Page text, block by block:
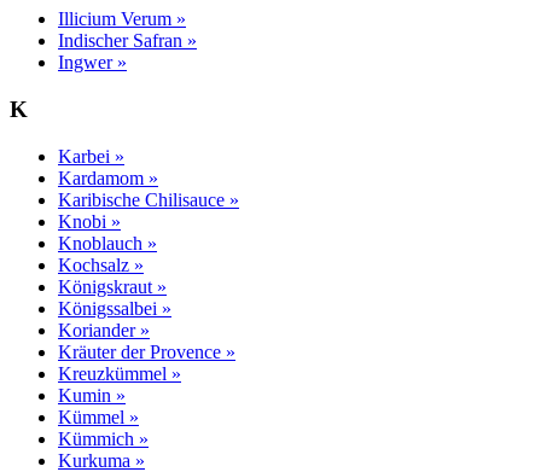
Illicium Verum »
Indischer Safran »
Ingwer »
K
Karbei »
Kardamom »
Karibische Chilisauce »
Knobi »
Knoblauch »
Kochsalz »
Königskraut »
Königssalbei »
Koriander »
Kräuter der Provence »
Kreuzkümmel »
Kumin »
Kümmel »
Kümmich »
Kurkuma »